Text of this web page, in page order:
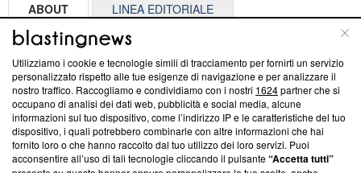
ABOUT LINEA EDITORIALE
Questa sezione offre informazioni trasparenti su Blasting
News, sui nostri processi editoriali e su come ci impegniamo a
creare news di qualità. Inoltre, afferma la nostra aderenza a
‘Trust Project - News with Integrity’Blasting News non è
ancora membro del programma, ma ha richiesto di farne
parte; Trust Project non ha ancora effettuato una verifica di
conformità agli standard.
Utilizziamo i cookie e tecnologie simili di tracciamento per fornirti un servizio
personalizzato rispetto alle tue esigenze di navigazione e per analizzare il
nostro traffico. Raccogliamo e condividiamo con i nostri 1624partner che si
occupano di analisi dei dati web, pubblicità e social media, alcune
informazioni sul tuo dispositivo, come l’indirizzo IP e le caratteristiche del tuo
dispositivo, i quali potrebbero combinarle con altre informazioni che hai
fornito loro o che hanno raccolto dal tuo utilizzo dei loro servizi. Puoi
acconsentire all’uso di tali tecnologie cliccando il pulsante“Accetta tutti”